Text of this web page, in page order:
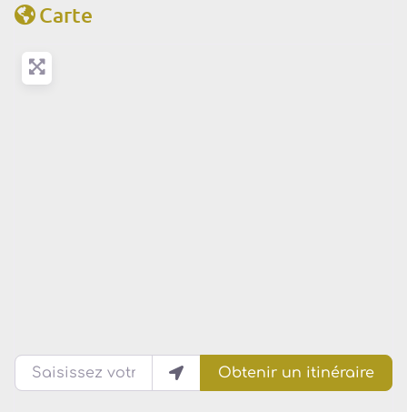
Carte
Saisissez votre lieu actuel
Obtenir un itinéraire